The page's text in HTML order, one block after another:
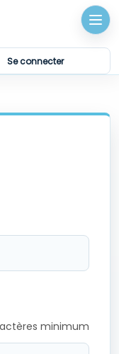
Se connecter
minimum